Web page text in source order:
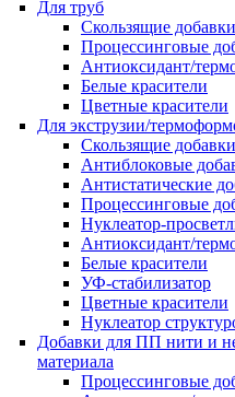
Для труб
Скользящие добавки
Процессинговые
Антиоксидант/
Белые красители
Цветные красители
Для экструзии/
Скользящие добавки
Антиблоковые
Антистатические
Процессинговые
Нуклеатор-
Антиоксидант/
Белые красители
УФ-стабилизатор
Цветные красители
Нуклеатор
Добавки для ПП нити и
материала
Процессинговые